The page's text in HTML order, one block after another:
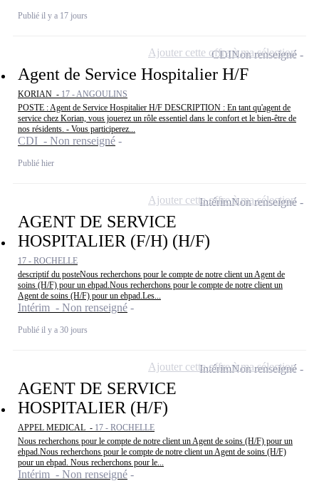
Publié il y a 17 jours
Agent de Service Hospitalier H/F
KORIAN - 17 - ANGOULINS
POSTE : Agent de Service Hospitalier H/F DESCRIPTION : En tant qu'agent de
service chez Korian, vous jouerez un rôle essentiel dans le confort et le bien-être de
nos résidents. - Vous participerez...
CDI - Non renseigné
Publié hier
CDINon renseigné
Ajouter cette offre à ma sélection
AGENT DE SERVICE
HOSPITALIER (F/H) (H/F)
17 - ROCHELLE
descriptif du posteNous recherchons pour le compte de notre client un Agent de
soins (H/F) pour un ehpad.Nous recherchons pour le compte de notre client un
Agent de soins (H/F) pour un ehpad.Les...
Intérim - Non renseigné
Publié il y a 30 jours
IntérimNon renseigné
Ajouter cette offre à ma sélection
AGENT DE SERVICE
HOSPITALIER (H/F)
APPEL MEDICAL - 17 - ROCHELLE
Nous recherchons pour le compte de notre client un Agent de soins (H/F) pour un
ehpad.Nous recherchons pour le compte de notre client un Agent de soins (H/F)
pour un ehpad. Nous recherchons pour le...
Intérim - Non renseigné
IntérimNon renseigné
Ajouter cette offre à ma sélection